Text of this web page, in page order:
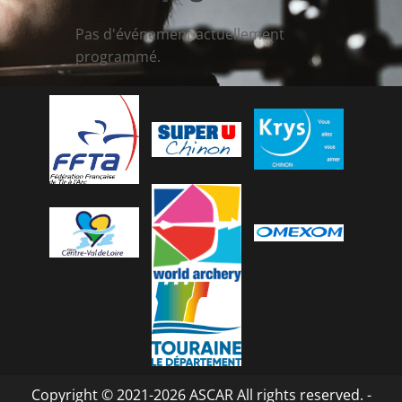
Pas d'événement actuellement
programmé.
Copyright © 2021-2026 ASCAR All rights reserved. -